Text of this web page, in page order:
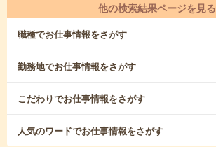
他の検索結果ページを見る
職種でお仕事情報をさがす
勤務地でお仕事情報をさがす
こだわりでお仕事情報をさがす
人気のワードでお仕事情報をさがす